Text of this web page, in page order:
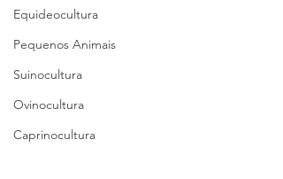
Equideocultura
Pequenos Animais
Suinocultura
Ovinocultura
Caprinocultura